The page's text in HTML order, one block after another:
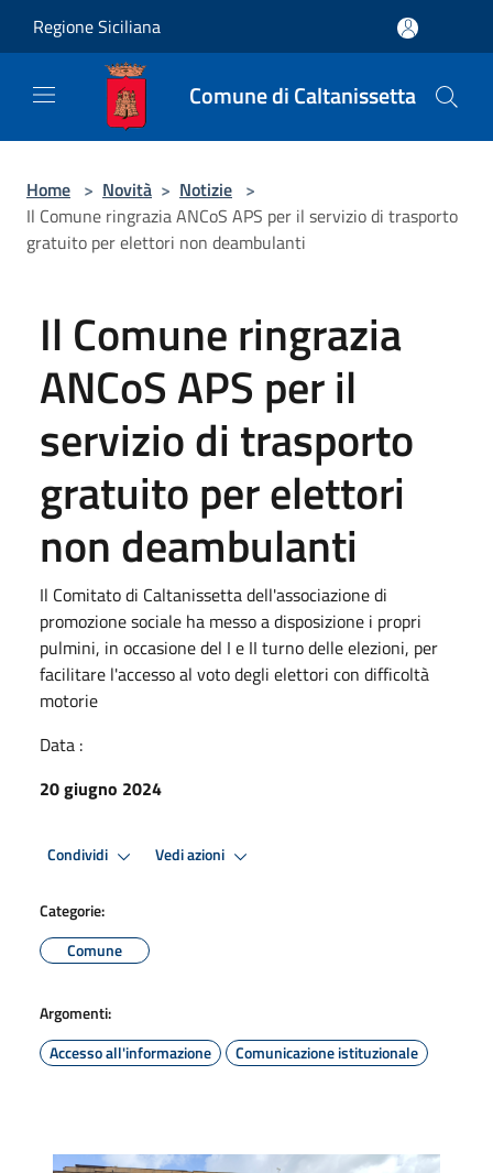
Regione Siciliana
Comune di Caltanissetta
Home > Novità > Notizie >
Il Comune ringrazia ANCoS APS per il servizio di trasporto
gratuito per elettori non deambulanti
Il Comune ringrazia
ANCoS APS per il
servizio di trasporto
gratuito per elettori
non deambulanti
Il Comitato di Caltanissetta dell'associazione di
promozione sociale ha messo a disposizione i propri
pulmini, in occasione del I e II turno delle elezioni, per
facilitare l'accesso al voto degli elettori con difficoltà
motorie
Data :
20 giugno 2024
Condividi Vedi azioni
Categorie:
Comune
Argomenti:
Accesso all'informazione
Comunicazione istituzionale